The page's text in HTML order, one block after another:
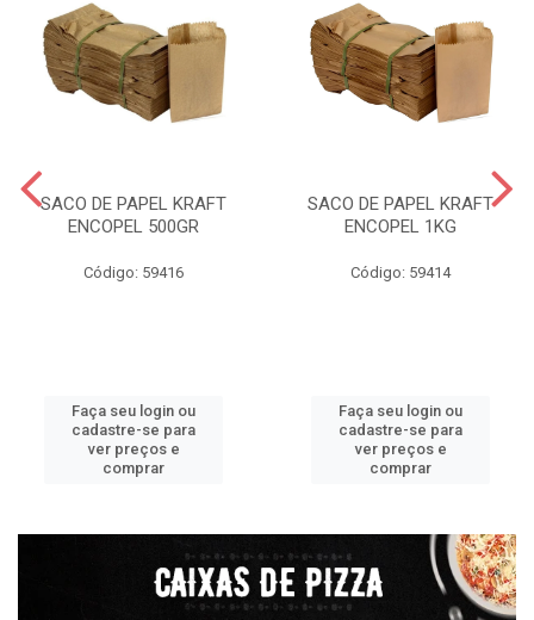
SACO DE PAPEL KRAFT
ENCOPEL 500GR
Código: 59416
Faça seu login ou
cadastre-se para
ver preços e
comprar
SACO DE PAPEL KRAFT
ENCOPEL 1KG
Código: 59414
Faça seu login ou
cadastre-se para
ver preços e
comprar